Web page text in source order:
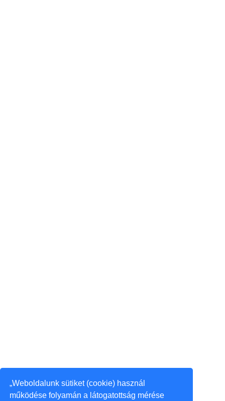
„Weboldalunk sütiket (cookie) használ
működése folyamán a látogatottság mérése